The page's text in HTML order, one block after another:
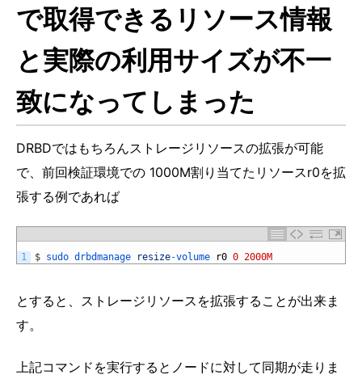
で取得できるリソース情報
と実際の利用サイズが不一
致になってしまった
DRBDではもちろんストレージリソースの拡張が可能
で、前回検証環境での 1000M割り当てたリソースr0を拡
張する例であれば
1 $ sudo drbdmanage resize-volume r0 0 2000M
とすると、ストレージリソースを拡張することが出来ま
す。
上記コマンドを実行するとノードに対して同期が走りま